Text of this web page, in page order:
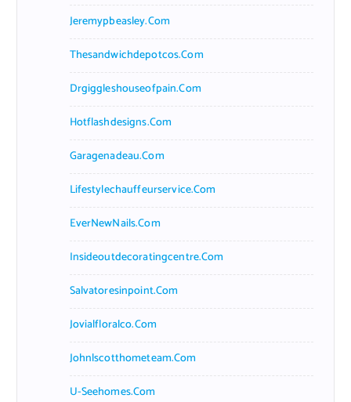
Jeremypbeasley.com
Thesandwichdepotcos.com
Drgiggleshouseofpain.com
Hotflashdesigns.com
Garagenadeau.com
Lifestylechauffeurservice.com
EverNewNails.com
Insideoutdecoratingcentre.com
Salvatoresinpoint.com
Jovialfloralco.com
Johnlscotthometeam.com
U-Seehomes.com